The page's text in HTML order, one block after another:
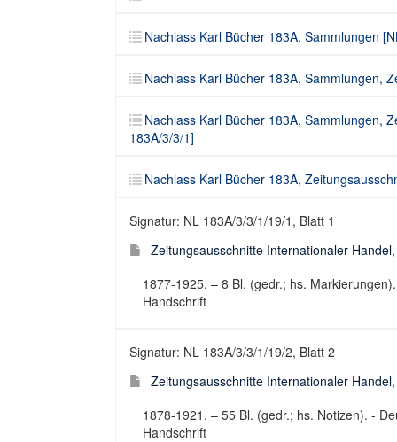
Nachlass Karl Bücher 183A, Sammlungen
Nachlass Karl Bücher 183A, Sammlungen,
Nachlass Karl Bücher 183A, Sammlungen,
183A/3/3/1]
Nachlass Karl Bücher 183A,
Signatur: NL 183A/3/3/1/19/1, Blatt 1
Zeitungsausschnitte Internationaler
1877-1925. – 8 Bl. (gedr.; hs.
Handschrift
Signatur: NL 183A/3/3/1/19/2, Blatt 2
Zeitungsausschnitte Internationaler
1878-1921. – 55 Bl. (gedr.; hs. Notizen). -
Handschrift